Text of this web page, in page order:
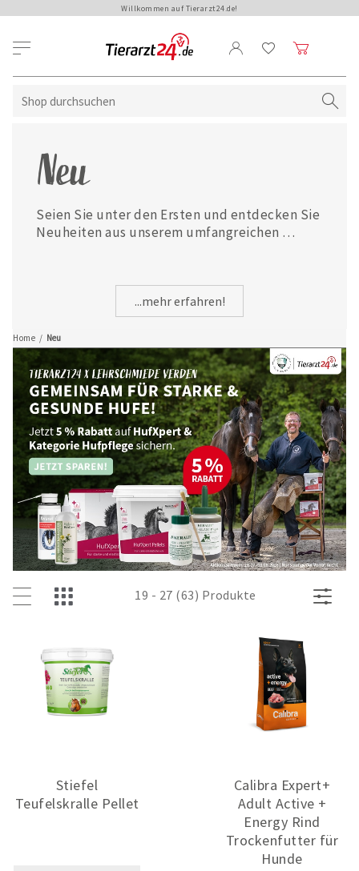
Willkommen auf Tierarzt24.de!
Home / Neu
Neu
Seien Sie unter den Ersten und entdecken Sie
Neuheiten aus unserem umfangreichen
...mehr erfahren!
19 - 27 (63) Produkte
Stiefel
Teufelskralle Pellet
Calibra Expert+
Adult Active +
Energy Rind
Trockenfutter für
Hunde